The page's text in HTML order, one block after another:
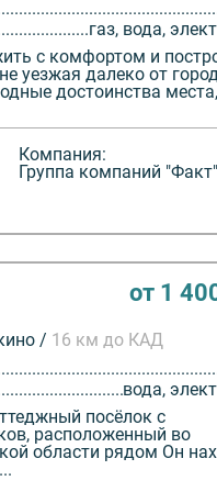
газ, вода,
с комфортом и
уезжая далеко от
достоинства места,
Компания:
Группа компаний "Факт"
от 1
/ 16 км до КАД
вода,
посёлок с
расположенный во
области рядом Он